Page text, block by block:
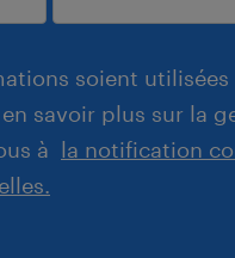
soient
savoir plus sur la
à la notification